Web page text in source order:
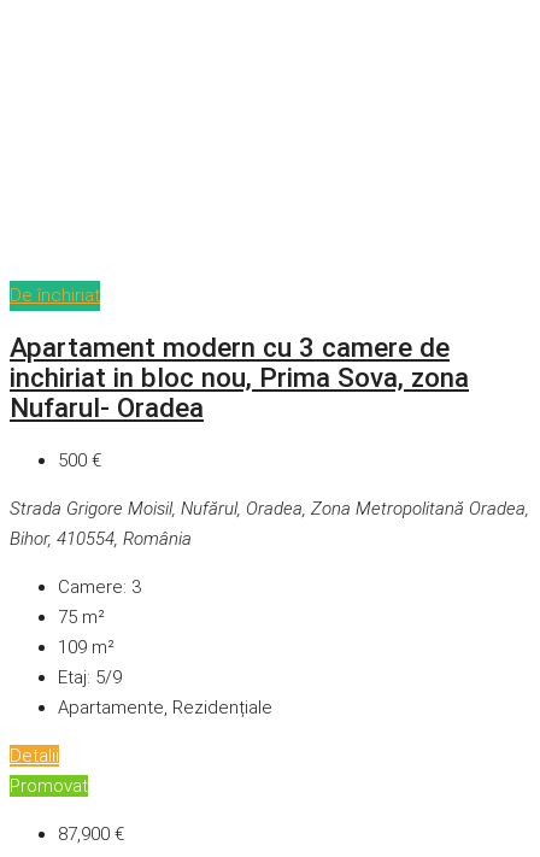
De închiriat
Apartament modern cu 3 camere de
inchiriat in bloc nou, Prima Sova, zona
Nufarul- Oradea
500 €
Strada Grigore Moisil, Nufărul, Oradea, Zona Metropolitană Oradea,
Bihor, 410554, România
Camere: 3
75 m²
109 m²
Etaj: 5/9
Apartamente, Rezidențiale
Detalii
Promovat
87,900 €